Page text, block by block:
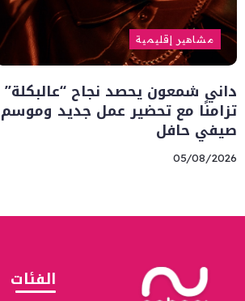
مشاهير إقليمية
داني شمعون يحصد نجاح “عالبكلة”
تزامنًا مع تحضير عمل جديد وموسم
صيفي حافل
05/08/2026
الفئات